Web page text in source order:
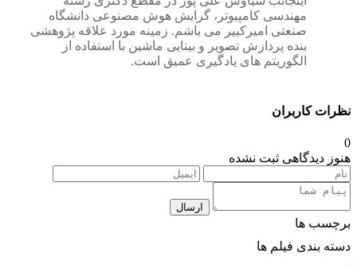
مهندسی کامپیوتر، گرایش هوش مصنوعی دانشگاه
صنعتی امیرکبیر می باشم. زمینه مورد علاقه پژوهشی
بنده پردازش تصویر و بینایی ماشین با استفاده از
الگوریتم های یادگیری عمیق است.
نظرات کاربران
0
هنوز دیدگاهی ثبت نشده
ارسال
برچسب ها
دسته بندی فیلم ها